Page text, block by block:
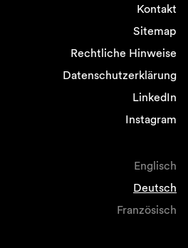
Kontakt
Sitemap
Rechtliche Hinweise
Datenschutzerklärung
LinkedIn
Instagram
Englisch
Deutsch
Französisch